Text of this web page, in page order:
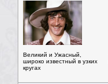
Великий и Ужасный,
широко известный в узких
кругах